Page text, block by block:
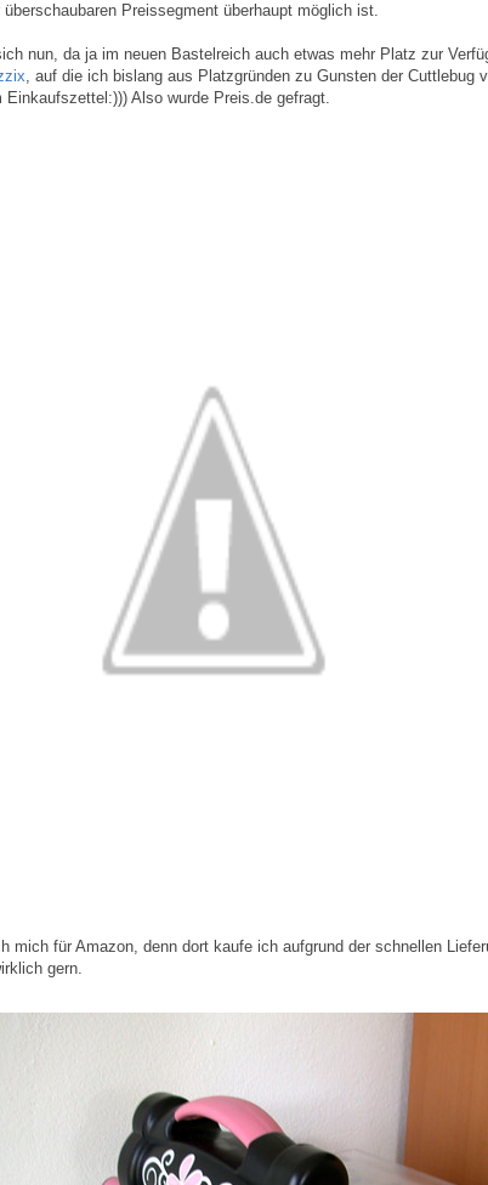
Preissegment überhaupt möglich ist.
nun, da ja im neuen Bastelreich auch etwas mehr Platz zur
, auf die ich bislang aus Platzgründen zu Gunsten der Cuttlebug
Einkaufszettel:))) Also wurde Preis.de gefragt.
mich für Amazon, denn dort kaufe ich aufgrund der schnellen
gern.